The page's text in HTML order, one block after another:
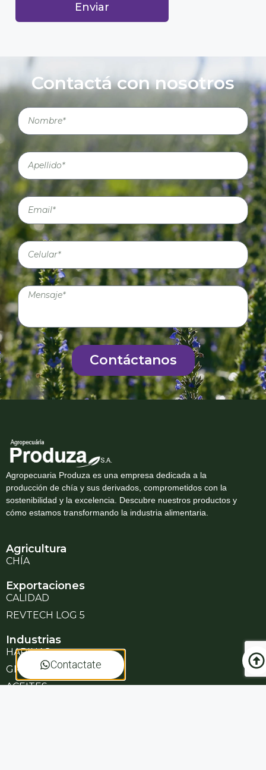
Enviar
Contactá con nosotros
Contáctanos
Agropecuaria Produza es una empresa dedicada a la
producción de chía y sus derivados, comprometidos con la
sostenibilidad y la excelencia. Descubre nuestros productos y
cómo estamos transformando la industria alimentaria.
Agricultura
CHÍA
Exportaciones
CALIDAD
REVTECH LOG 5
Industrias
HARINAS
GRANOS
ACEITES
Contactate